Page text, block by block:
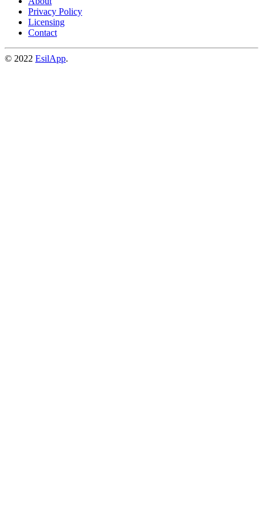
Privacy Policy
Licensing
Contact
© 2022 EsilApp.